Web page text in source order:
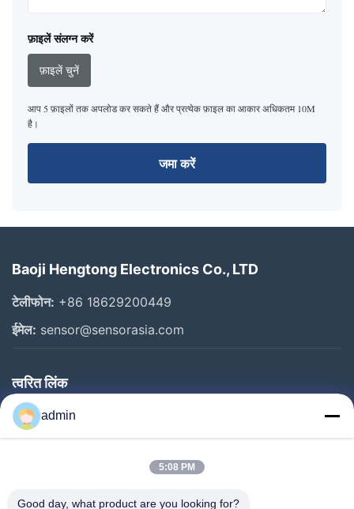
फ़ाइलें संलग्न करें
फ़ाइलें चुनें
आप 5 फ़ाइलों तक अपलोड कर सकते हैं और प्रत्येक फ़ाइल का आकार अधिकतम 10M
है।
जमा करें
Baoji Hengtong Electronics Co., LTD
टेलीफोन: +86 18629200449
ईमेल: sensor@sensorasia.com
त्वरित लिंक
घर
उत्पादों
हमारे बारे में
admin
5:08 PM
Good day, what product are you looking for?